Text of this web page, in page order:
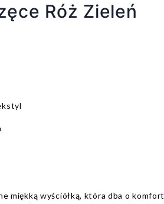
Róż Zieleń
miękką wyściółką, która dba o komfort